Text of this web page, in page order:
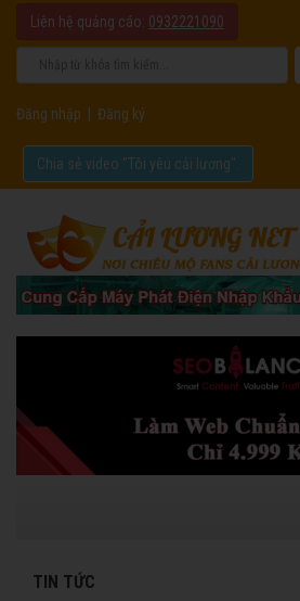
Liên hệ quảng cáo: 0932221090
Đăng nhập Đăng ký
Chia sẻ video "Tôi yêu cải lương".
TIN TỨC